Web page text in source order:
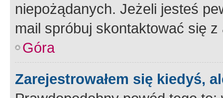
niepożądanych. Jeżeli jesteś
mail spróbuj skontaktować się
Góra
Zarejestrowałem się kiedyś,